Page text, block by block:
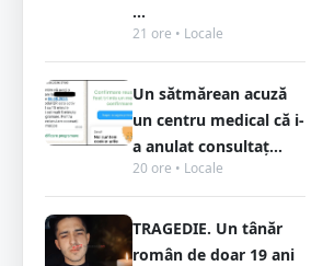
...
21 ore • Locale
Un sătmărean acuză
un centru medical că i-
a anulat consultaț...
20 ore • Locale
TRAGEDIE. Un tânăr
român de doar 19 ani